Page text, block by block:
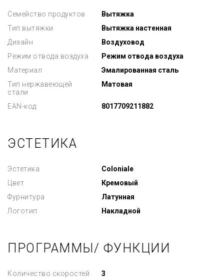
Семейство продуктов
Вытяжка
Тип вытяжки
Вытяжка настенная
Дизайн
Воздуховод
Режим отвода воздуха
Режим отвода воздуха
Материал
Эмалированная сталь
Тип нержавеющей
стали
Матовая
EAN-код 8017709211882
ЭСТЕТИКА
Эстетика
Coloniale
Цвет
Кремовый
Фурнитура
Латунная
Логотип
Накладной
ПРОГРАММЫ/ ФУНКЦИИ
Количество скоростей
3